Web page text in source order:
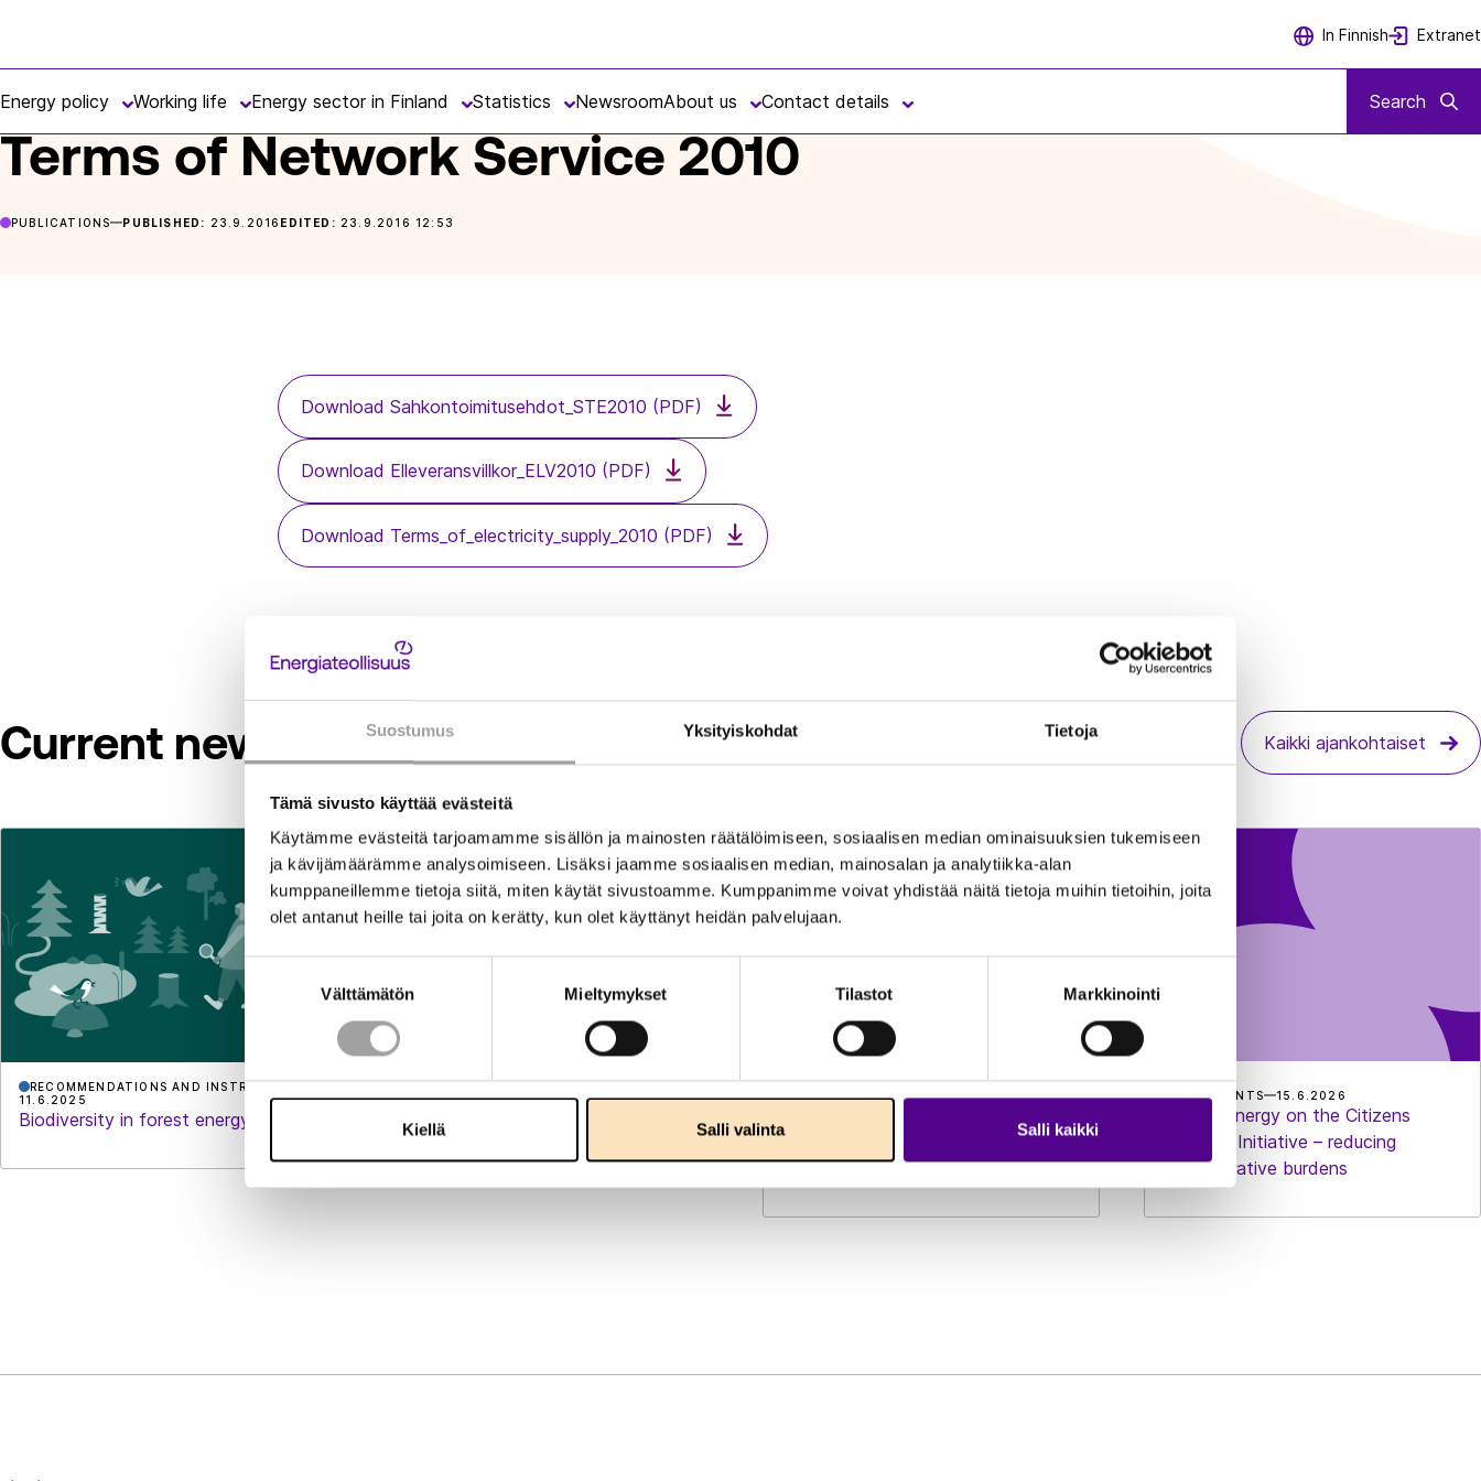
Suostumus Yksityiskohdat Tietoja
Tämä sivusto käyttää evästeitä
Käytämme evästeitä tarjoamamme sisällön ja mainosten räätälöimiseen, sosiaalisen median ominaisuuksien tukemiseen
ja kävijämäärämme analysoimiseen. Lisäksi jaamme sosiaalisen median, mainosalan ja analytiikka-alan
kumppaneillemme tietoja siitä, miten käytät sivustoamme. Kumppanimme voivat yhdistää näitä tietoja muihin tietoihin, joita
olet antanut heille tai joita on kerätty, kun olet käyttänyt heidän palvelujaan.
Suostumuksen
valinta
Välttämätön Mieltymykset Tilastot Markkinointi
Kiellä Salli valinta Salli kaikki
In Finnish Extranet
Energy policy Working life Energy sector in Finland Statistics NewsroomAbout us Contact details Search
Terms of Network Service 2010
PUBLICATIONS PUBLISHED: 23.9.2016 EDITED: 23.9.2016 12:53
Download Sahkontoimitusehdot_STE2010 (PDF)
Download Elleveransvillkor_ELV2010 (PDF)
Download Terms_of_electricity_supply_2010 (PDF)
Current news and topics Kaikki ajankohtaiset
RECOMMENDATIONS AND INSTRUCTIONS
11.6.2025
Biodiversity in forest energy sourcing
STATISTICS 30.7.2026 STATEMENTS 1.7.2026
Directives – Targeted survey Stress
test
STATEMENTS 15.6.2026
Finnish Energy on the Citizens
Omnibus Initiative – reducing
administrative burdens